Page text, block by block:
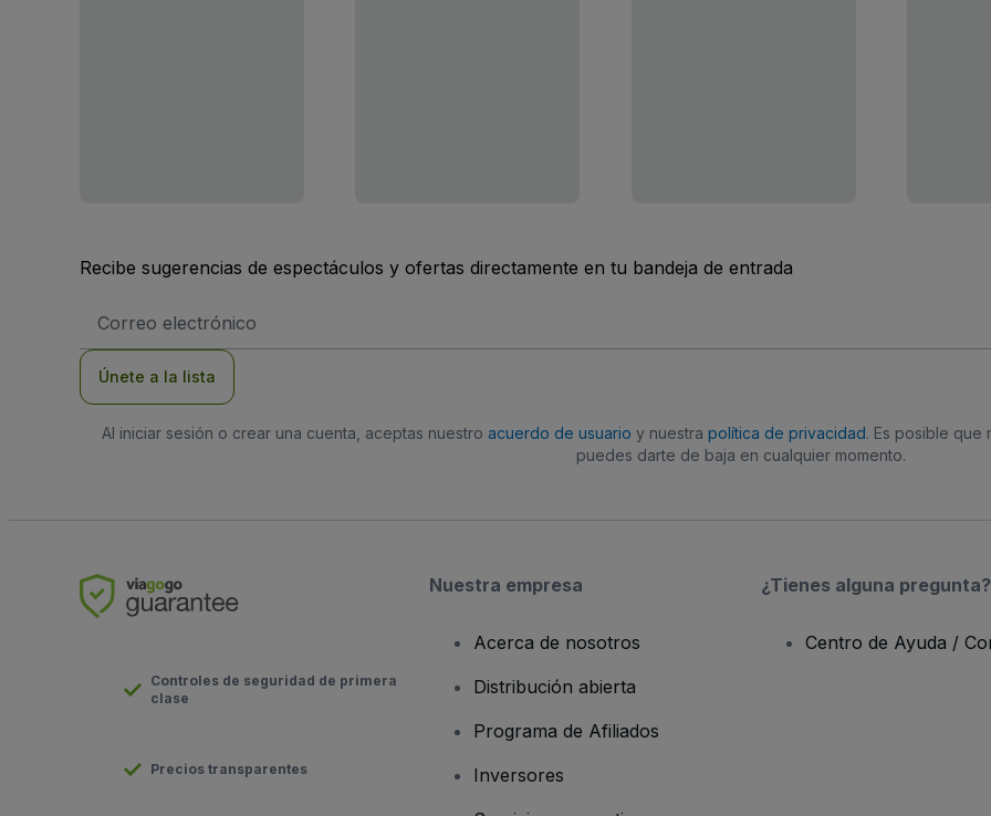
Recibe sugerencias de espectáculos y ofertas directamente en tu bandeja de entrada
de
Únete a la lista
Al iniciar sesión o crear una cuenta, aceptas nuestro acuerdo de usuario y nuestra política de privacidad. Es posible que
puedes darte de baja en cualquier momento.
Controles de seguridad de primera
clase
Precios transparentes
Nuestra empresa
Acerca de nosotros
Distribución abierta
Programa de Afiliados
Inversores
¿Tienes alguna pregunta?
Centro de Ayuda /